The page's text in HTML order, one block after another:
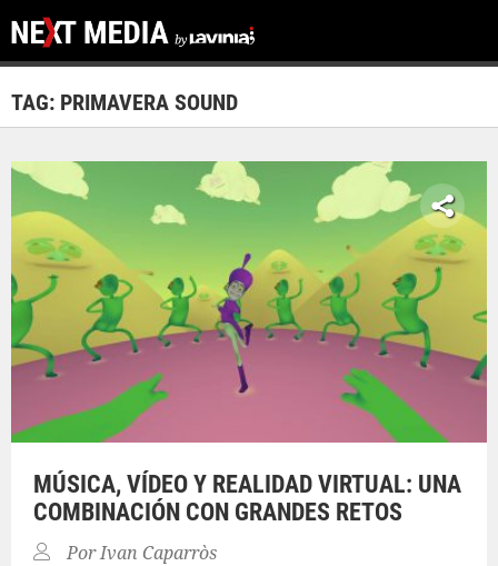
TAG: PRIMAVERA SOUND
MÚSICA, VÍDEO Y REALIDAD VIRTUAL: UNA
COMBINACIÓN CON GRANDES RETOS
PorIvan Caparròs